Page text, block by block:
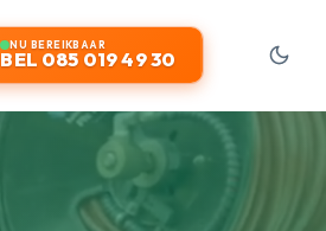
NU BEREIKBAAR
BEL 085 019 49 30